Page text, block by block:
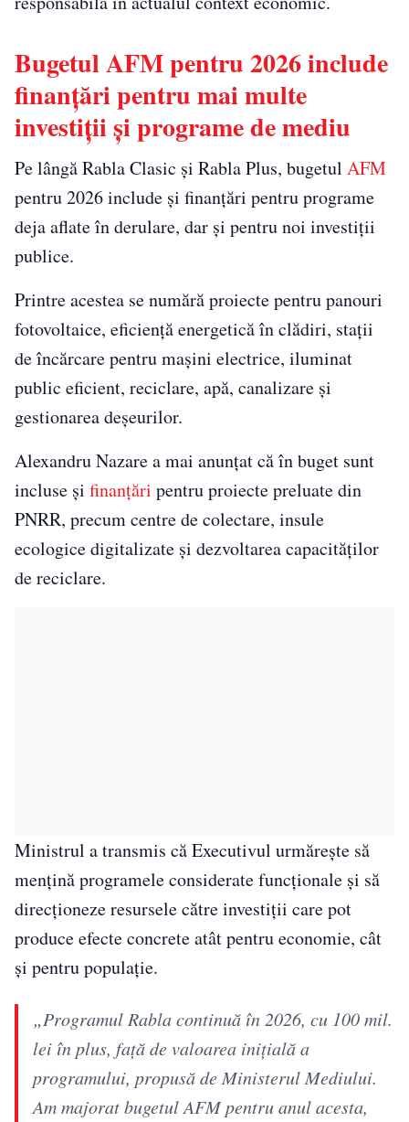
Bugetul AFM pentru 2026 include
finanțări pentru mai multe
investiții și programe de mediu
Pe lângă Rabla Clasic și Rabla Plus, bugetul AFM
pentru 2026 include și finanțări pentru programe
deja aflate în derulare, dar și pentru noi investiții
publice.
Printre acestea se numără proiecte pentru panouri
fotovoltaice, eficiență energetică în clădiri, stații
de încărcare pentru mașini electrice, iluminat
public eficient, reciclare, apă, canalizare și
gestionarea deșeurilor.
Alexandru Nazare a mai anunțat că în buget sunt
incluse și finanțări pentru proiecte preluate din
PNRR, precum centre de colectare, insule
ecologice digitalizate și dezvoltarea capacităților
de reciclare.
Ministrul a transmis că Executivul urmărește să
mențină programele considerate funcționale și să
direcționeze resursele către investiții care pot
produce efecte concrete atât pentru economie, cât
și pentru populație.
„Programul Rabla continuă în 2026, cu 100 mil.
lei în plus, față de valoarea inițială a
programului, propusă de Ministerul Mediului.
Am majorat bugetul AFM pentru anul acesta,